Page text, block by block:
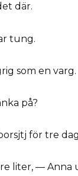
där.
tung.
som en varg.
på?
för tre
liter, — Anna